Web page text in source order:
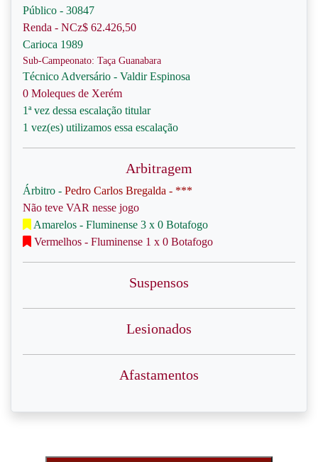
Público - 30847
Renda - NCz$ 62.426,50
Carioca 1989
Sub-Campeonato: Taça Guanabara
Técnico Adversário - Valdir Espinosa
0 Moleques de Xerém
1ª vez dessa escalação titular
1 vez(es) utilizamos essa escalação
Arbitragem
Árbitro - Pedro Carlos Bregalda - ***
Não teve VAR nesse jogo
Amarelos - Fluminense 3 x 0 Botafogo
Vermelhos - Fluminense 1 x 0 Botafogo
Suspensos
Lesionados
Afastamentos